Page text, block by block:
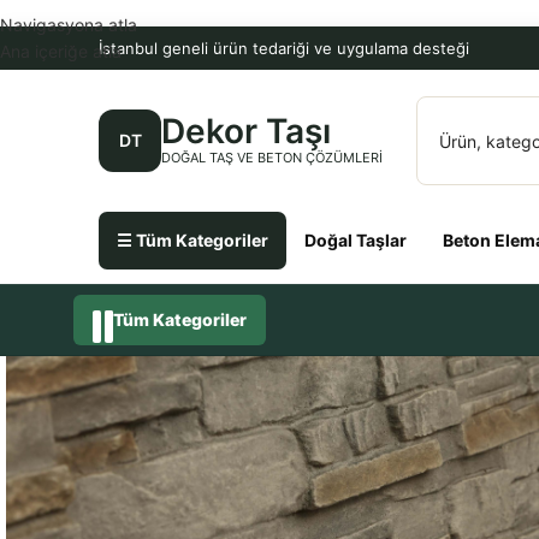
İstanbul geneli ürün tedariği ve uygulama desteği
DT Dekor Taşı
DOĞAL TAŞ VE BETON ÇÖZÜMLERI
☰ Tüm Kategoriler Doğal Taşlar Beton
Navigasyona atla
Ana içeriğe atla
Tüm Kategoriler